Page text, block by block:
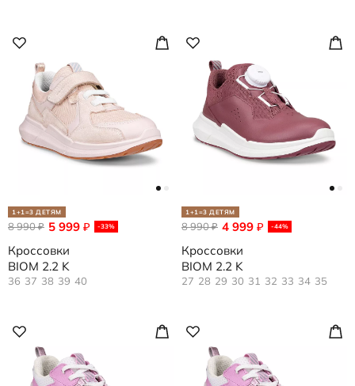
1+1=3 ДЕТЯМ
5 999 ₽ -33%
8 990₽
Кроссовки
BIOM 2.2 K
36 37 38 39 40
1+1=3 ДЕТЯМ
4 999 ₽ -44%
8 990₽
Кроссовки
BIOM 2.2 K
27 28 29 30 31 32 33 34 35